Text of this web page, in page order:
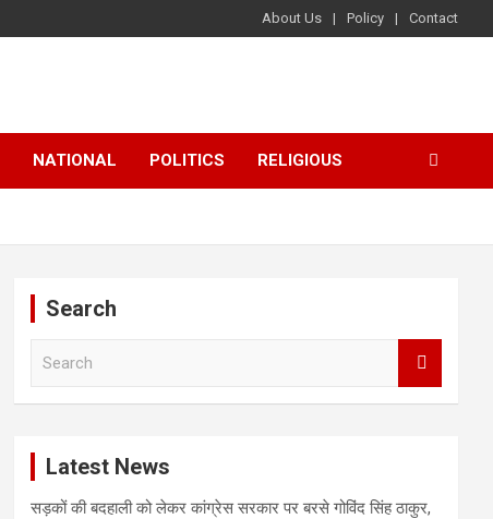
About Us Policy Contact
NATIONAL POLITICS RELIGIOUS
Search
Latest News
सड़कों की बदहाली को लेकर कांग्रेस सरकार पर बरसे गोविंद सिंह ठाकुर,